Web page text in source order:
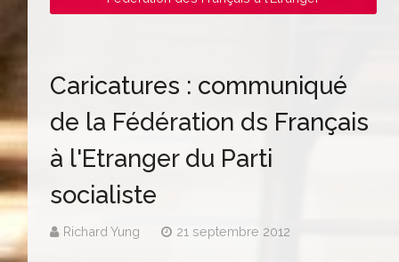
Caricatures : communiqué
de la Fédération ds Français
à l'Etranger du Parti
socialiste
Richard Yung 21 septembre 2012